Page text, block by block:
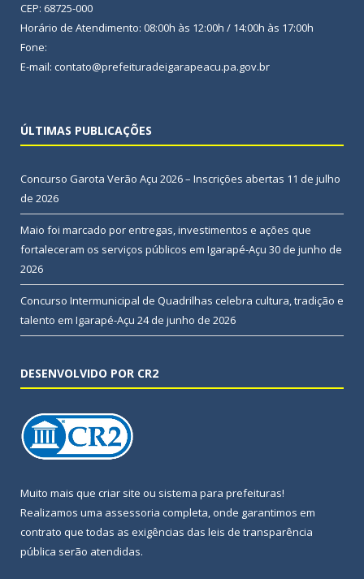
CEP: 68725-000
Horário de Atendimento: 08:00h às 12:00h / 14:00h às 17:00h
Fone:
E-mail: contato@prefeituradeigarapeacu.pa.gov.br
ÚLTIMAS PUBLICAÇÕES
Concurso Garota Verão Açu 2026 – Inscrições abertas 11 de julho
de 2026
Maio foi marcado por entregas, investimentos e ações que
fortaleceram os serviços públicos em Igarapé-Açu 30 de junho de
2026
Concurso Intermunicipal de Quadrilhas celebra cultura, tradição e
talento em Igarapé-Açu 24 de junho de 2026
DESENVOLVIDO POR CR2
Muito mais que criar site ou sistema para prefeituras!
Realizamos uma assessoria completa, onde garantimos em
contrato que todas as exigências das leis de transparência
pública serão atendidas.